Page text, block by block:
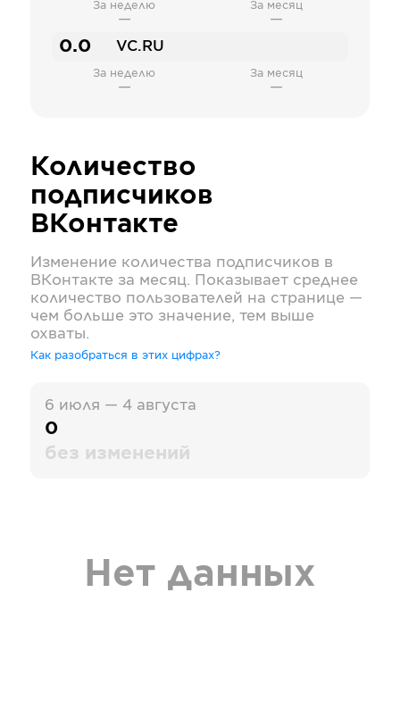
За неделю
—
За месяц
—
0.0 VC.RU
За неделю
—
За месяц
—
Количество
подписчиков
ВКонтакте
Изменение количества подписчиков в
ВКонтакте за месяц. Показывает среднее
количество пользователей на странице —
чем больше это значение, тем выше
охваты.
Как разобраться в этих цифрах?
6 июля — 4 августа
0
без изменений
Нет данных